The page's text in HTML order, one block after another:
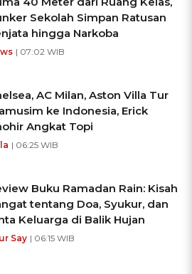
Sekolah Simpan Ratusan
hingga Narkoba
| 07:02 WIB
AC Milan, Aston Villa Tur
ke Indonesia, Erick
Angkat Topi
| 06:25 WIB
Buku Ramadan Rain: Kisah
tentang Doa, Syukur, dan
Keluarga di Balik Hujan
Say | 06:15 WIB